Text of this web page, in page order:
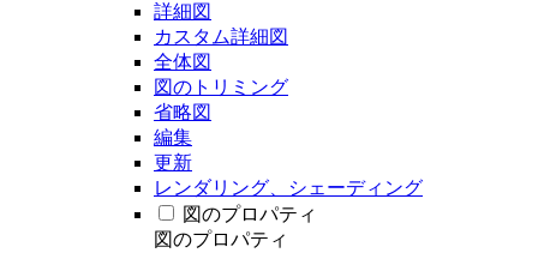
詳細図
カスタム詳細図
全体図
図のトリミング
省略図
編集
更新
レンダリング、シェーディング
図のプロパティ
図のプロパティ